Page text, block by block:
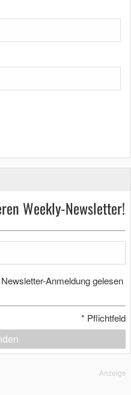
Weekly-Newsletter!
Anmeldung gelesen
* Pflichtfeld
Anzeige